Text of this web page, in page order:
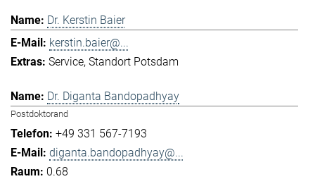
Dr. Kerstin Baier
kerstin.baier@...
Service Standort Potsdam
Dr. Diganta Bandopadhyay
Postdoktorand
+49 331 567-7193
diganta.bandopadhyay@...
0.68